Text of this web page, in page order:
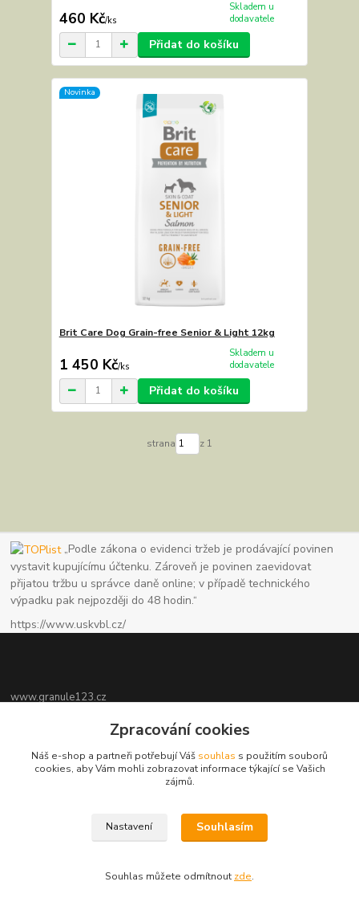
460 Kč/ks
Skladem u
dodavatele
Přidat do košíku
Novinka
Brit Care Dog Grain-free Senior & Light 12kg
1 450 Kč/ks
Skladem u
dodavatele
Přidat do košíku
strana z 1
„Podle zákona o evidenci tržeb je prodávající povinen
vystavit kupujícímu účtenku. Zároveň je povinen zaevidovat
přijatou tržbu u správce daně online; v případě technického
výpadku pak nejpozději do 48 hodin.“
https://www.uskvbl.cz/
www.granule123.cz
+420775964988
Ut - Pá 8:30 - 16:30, So 8:30 - 11:00
Zpracování cookies
Náš e-shop a partneři potřebují Váš souhlas s použitím souborů
cookies, aby Vám mohli zobrazovat informace týkající se Vašich
zájmů.
Nastavení Souhlasím
Souhlas můžete odmítnout zde.